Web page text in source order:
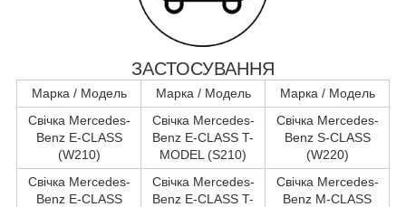
ЗАСТОСУВАННЯ
Марка / Модель Марка / Модель
Марка / Модель
Свічка Mercedes-
Benz E-CLASS
(W210)
Свічка Mercedes-
Benz E-CLASS T-
MODEL (S210)
Свічка Mercedes-
Benz S-CLASS
(W220)
Свічка Mercedes-
Benz E-CLASS
Свічка Mercedes-
Benz E-CLASS T-
Свічка Mercedes-
Benz M-CLASS